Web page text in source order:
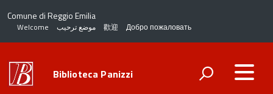
Comune di Reggio Emilia
Welcome موضع ترحيب 歡迎 Добро пожаловать
Biblioteca Panizzi